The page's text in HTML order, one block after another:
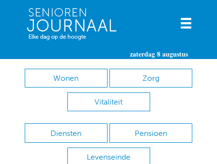
zaterdag 8 augustus
Wonen Zorg
Vitaliteit
Diensten Pensioen
Levenseinde